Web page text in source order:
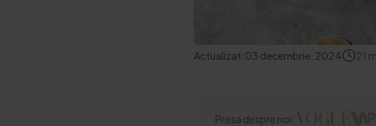
Actualizat:03 decembrie, 2024 21
Presa despre noi: